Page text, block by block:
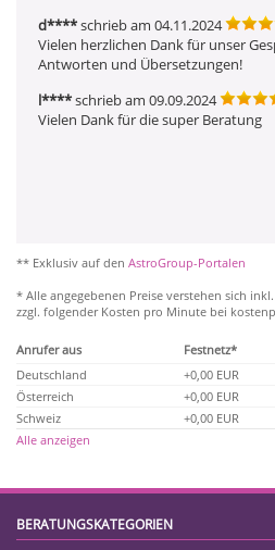
d****schrieb am 04.11.2024
Vielen herzlichen Dank für unser
Antworten und Übersetzungen!
l****schrieb am 09.09.2024
Vielen Dank für die super Beratung
** Exklusiv auf den AstroGroup-Portalen
* Alle angegebenen Preise verstehen sich
zzgl. folgender Kosten pro Minute bei
Anrufer aus Festnetz*
Deutschland
+0,00 EUR
Österreich
+0,00 EUR
Schweiz
+0,00 EUR
Alle anzeigen
BERATUNGSKATEGORIEN